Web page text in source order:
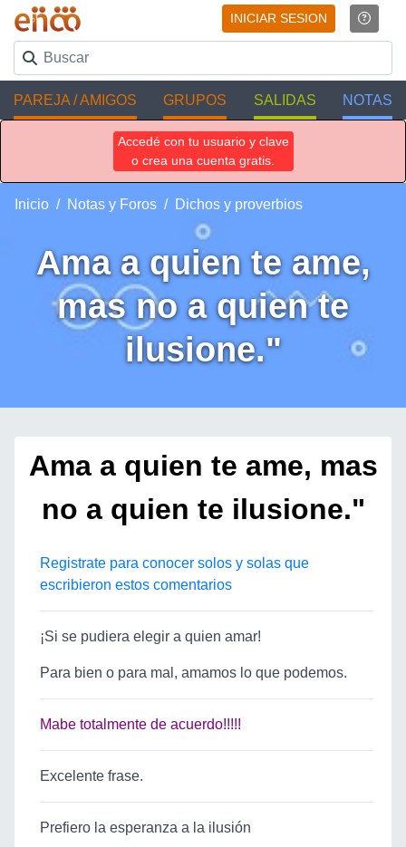
INICIAR SESION
PAREJA / AMIGOS GRUPOS SALIDAS NOTAS
Accedé con tu usuario y clave
o crea una cuenta gratis.
Inicio Notas y Foros Dichos y proverbios
Ama a quien te ame,
mas no a quien te
ilusione."
Ama a quien te ame, mas
no a quien te ilusione."
Registrate para conocer solos y solas que
escribieron estos comentarios
¡Si se pudiera elegir a quien amar!
Para bien o para mal, amamos lo que podemos.
Mabe totalmente de acuerdo!!!!!
Excelente frase.
Prefiero la esperanza a la ilusión